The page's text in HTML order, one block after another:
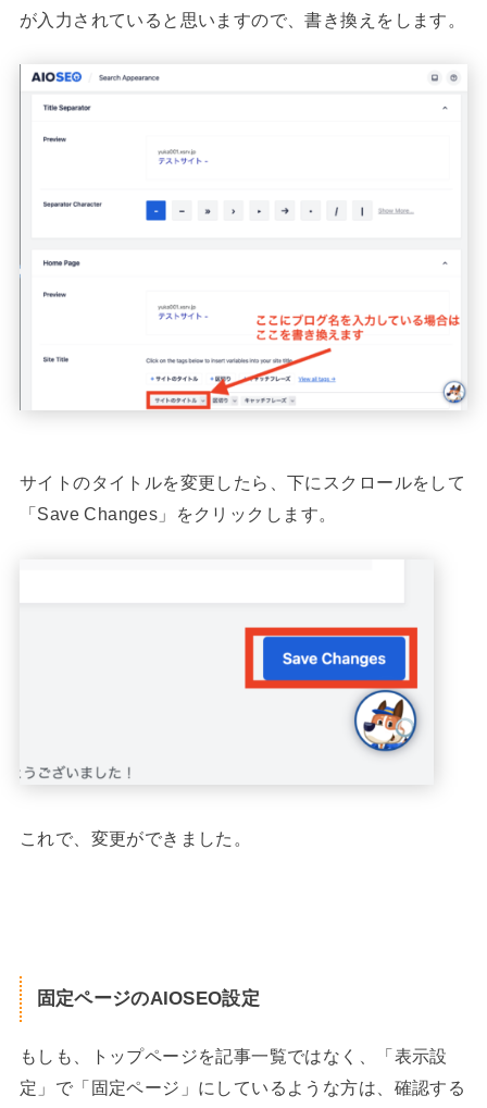
が入力されていると思いますので、書き換えをします。
サイトのタイトルを変更したら、下にスクロールをして
「Save Changes」をクリックします。
これで、変更ができました。
固定ページのAIOSEO設定
もしも、トップページを記事一覧ではなく、「表示設
定」で「固定ページ」にしているような方は、確認する